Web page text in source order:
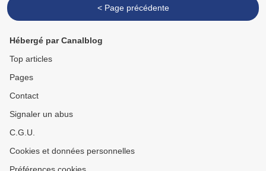
< Page précédente
Hébergé par Canalblog
Top articles
Pages
Contact
Signaler un abus
C.G.U.
Cookies et données personnelles